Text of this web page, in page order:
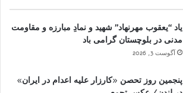
یاد “یعقوب مهرنهاد” شهید و نمادِ مبارزه و مقاومت
مدنی در بلوچستان گرامی باد
آگوست 3, 2026
پنجمین روز تحصن «کارزار علیه اعدام در ایران»